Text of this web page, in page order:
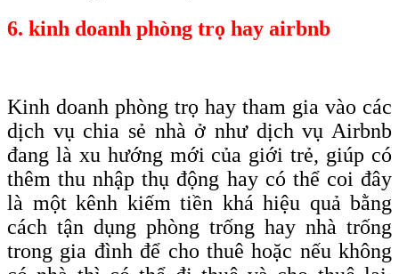
6. kinh doanh phòng trọ hay airbnb
Kinh doanh phòng trọ hay tham gia vào các
dịch vụ chia sẻ nhà ở như dịch vụ Airbnb
đang là xu hướng mới của giới trẻ, giúp có
thêm thu nhập thụ động hay có thể coi đây
là một kênh kiếm tiền khá hiệu quả bằng
cách tận dụng phòng trống hay nhà trống
trong gia đình để cho thuê hoặc nếu không